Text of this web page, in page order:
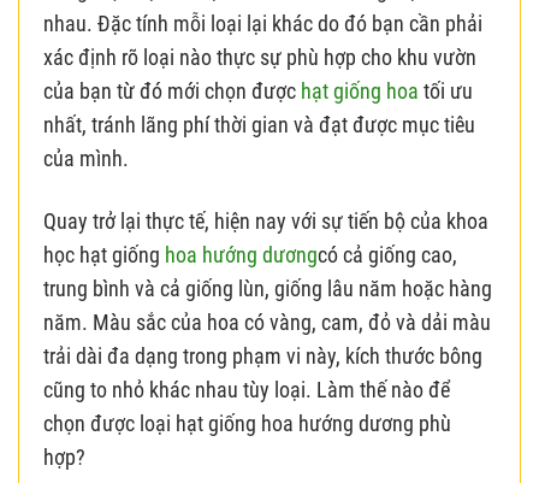
nhau. Đặc tính mỗi loại lại khác do đó bạn cần phải
xác định rõ loại nào thực sự phù hợp cho khu vườn
của bạn từ đó mới chọn được hạt giống hoa tối ưu
nhất, tránh lãng phí thời gian và đạt được mục tiêu
của mình.
Quay trở lại thực tế, hiện nay với sự tiến bộ của khoa
học hạt giống hoa hướng dươngcó cả giống cao,
trung bình và cả giống lùn, giống lâu năm hoặc hàng
năm. Màu sắc của hoa có vàng, cam, đỏ và dải màu
trải dài đa dạng trong phạm vi này, kích thước bông
cũng to nhỏ khác nhau tùy loại. Làm thế nào để
chọn được loại hạt giống hoa hướng dương phù
hợp?